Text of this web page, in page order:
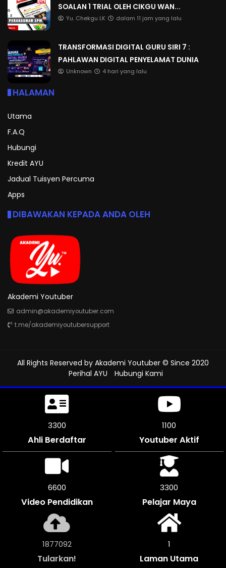
SOALAN 1 TRIAL OLEH CIKGU WAN...
Yu. Chekgu LK dalam 11 jam yang lalu
TRANSFORMASI DIGITAL GURU SIRI 7 :
PAHLAWAN DIGITAL PENYELAMAT DUNIA
Unknown 4 hari yang lalu
HALAMAN
Utama
F.A.Q
Hubungi
Kredit AYU
Jadual Tuisyen Percuma
Apps
DIBAWAKAN KEPADA ANDA OLEH
Akademi Youtuber
admin@akademiyoutuber.com
t.me/akademiyoutubersupport
All Rights Reserved by Akademi Youtuber © Since 2020
Perihal AYU
Hubungi Kami
3693
Ahli Berdaftar
1230
Youtuber Aktif
7380
Video Pendidikan
3690
Pelajar Maya
2100840
Tularkan!
1
Laman Utama